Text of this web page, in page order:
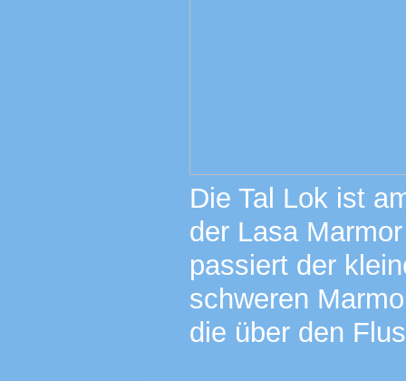
Die Tal Lok ist
der Lasa
passiert der
schweren
die über den